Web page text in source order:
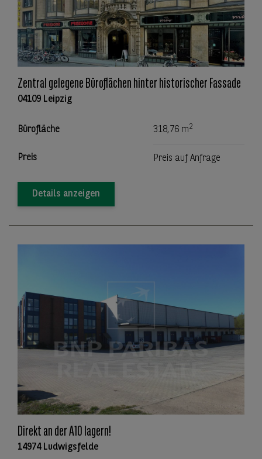
Zentral gelegene Büroflächen hinter historischer Fassade
04109 Leipzig
Bürofläche 318,76 m2
Preis Preis auf Anfrage
Details anzeigen
Direkt an der A10 lagern!
14974 Ludwigsfelde